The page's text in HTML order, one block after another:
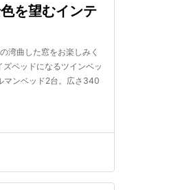
を望むインテ
湾曲した窓をお楽しみく
ベッドになるツインベッ
マンベッド2台。広さ340